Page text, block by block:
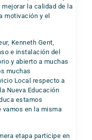
la calidad de la
motivación y el
Kenneth Gent,
e instalación del
y abierto a muchas
muchas
Local respecto a
Nueva Educación
estamos
vamos en la misma
etapa participe en